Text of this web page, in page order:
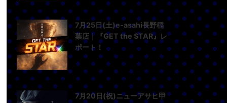
7月25日(土)e-asahi長野稲
葉店｜『GET the STAR』レ
ポート！
7月20日(祝)ニューアサヒ甲